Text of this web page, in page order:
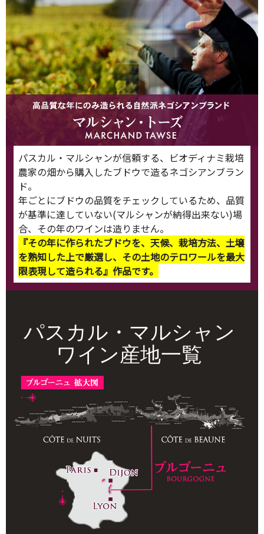
パスカル・マルシャンが信頼する、ビオディナミ栽培
農家の畑から購入したブドウで造るネゴシアンブラン
ド。
年ごとにブドウの品質をチェックしているため、品質
が基準に達していない(マルシャンが納得出来ない)場
合、その年のワインは造りません。
『その年に作られたブドウを、天候、栽培方法、土壌
を熟知した上で厳選し、その土地のテロワールを最大
限表現して造られる』作品です。
パスカル・マルシャン
ワイン産地一覧